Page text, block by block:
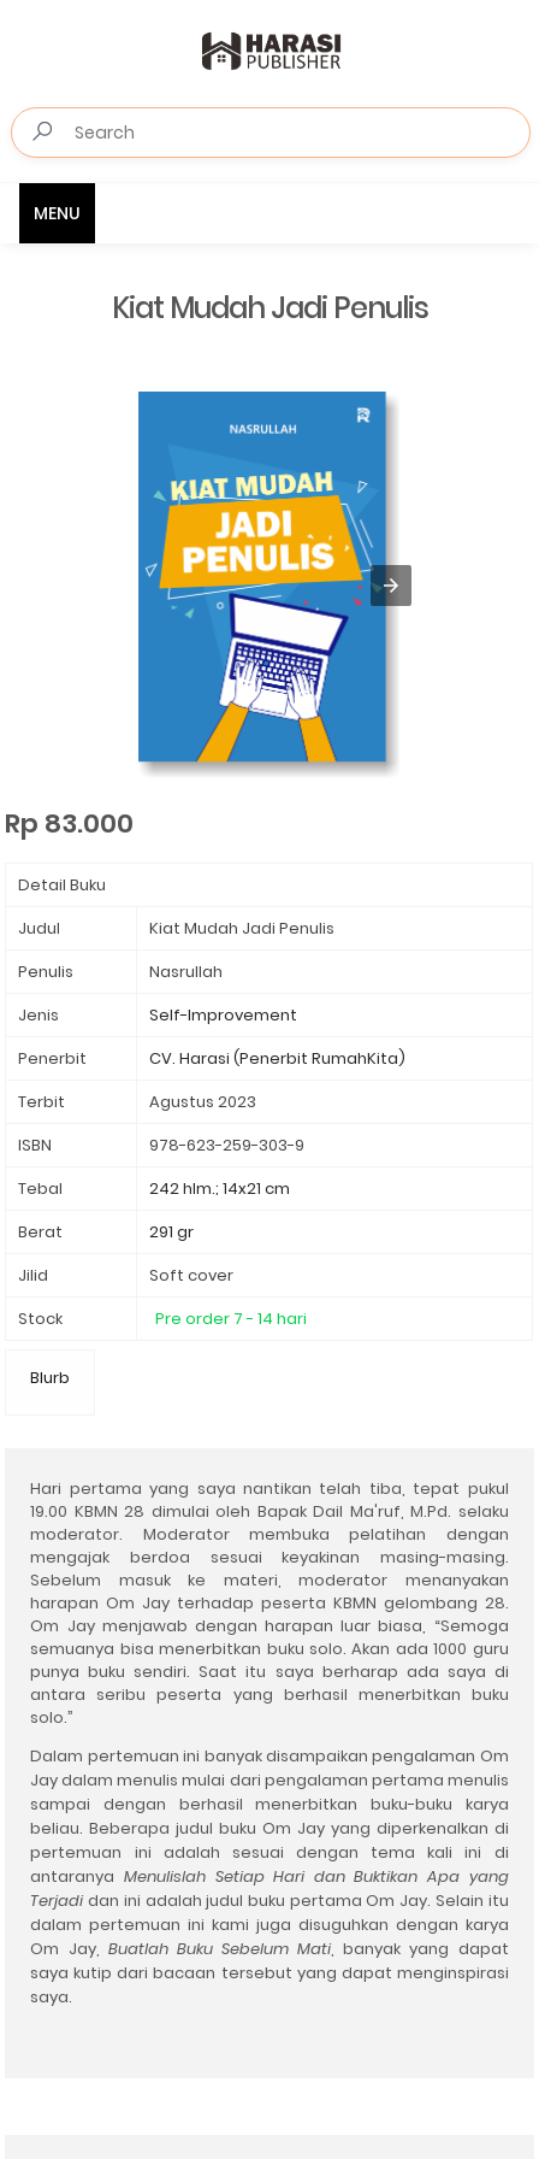
MENU
Kiat Mudah Jadi Penulis
Rp 83.000
Detail Buku
Judul
Kiat Mudah Jadi Penulis
Penulis
Nasrullah
Jenis
Self-Improvement
Penerbit
Terbit
Agustus 2023
ISBN
978-623-259-303-9
Tebal
242 hlm.; 14x21 cm
Berat
291 gr
Jilid
Soft cover
Stock
Pre order 7 - 14 hari
Blurb
Hari pertama yang saya nantikan telah tiba, tepat pukul
19.00 KBMN 28 dimulai oleh Bapak Dail Ma'ruf, M.Pd. selaku
moderator. Moderator membuka pelatihan dengan
mengajak berdoa sesuai keyakinan masing-masing.
Sebelum masuk ke materi, moderator menanyakan
harapan Om Jay terhadap peserta KBMN gelombang 28.
Om Jay menjawab dengan harapan luar biasa, “Semoga
semuanya bisa menerbitkan buku solo. Akan ada 1000 guru
punya buku sendiri. Saat itu saya berharap ada saya di
antara seribu peserta yang berhasil menerbitkan buku
solo.”
Dalam pertemuan ini banyak disampaikan pengalaman Om
Jay dalam menulis mulai dari pengalaman pertama menulis
sampai dengan berhasil menerbitkan buku-buku karya
beliau. Beberapa judul buku Om Jay yang diperkenalkan di
pertemuan ini adalah sesuai dengan tema kali ini di
antaranyaMenulislah Setiap Hari dan Buktikan Apa yang
Terjadidan ini adalah judul buku pertama Om Jay. Selain itu
dalam pertemuan ini kami juga disuguhkan dengan karya
Om Jay, Buatlah Buku Sebelum Mati, banyak yang dapat
saya kutip dari bacaan tersebut yang dapat menginspirasi
saya.